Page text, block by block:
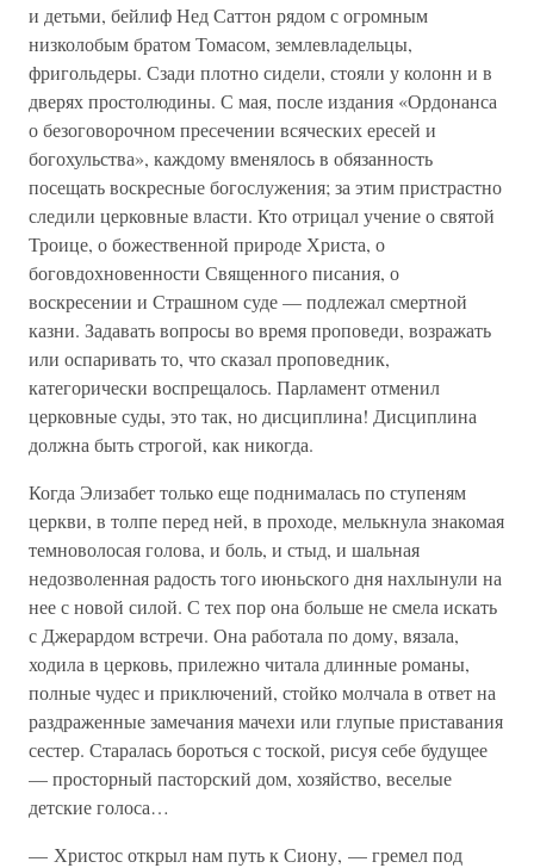
и детьми, бейлиф Нед Саттон рядом с огромным
низколобым братом Томасом, землевладельцы,
фригольдеры. Сзади плотно сидели, стояли у колонн и в
дверях простолюдины. С мая, после издания «Ордонанса
о безоговорочном пресечении всяческих ересей и
богохульства», каждому вменялось в обязанность
посещать воскресные богослужения; за этим пристрастно
следили церковные власти. Кто отрицал учение о святой
Троице, о божественной природе Христа, о
боговдохновенности Священного писания, о
воскресении и Страшном суде — подлежал смертной
казни. Задавать вопросы во время проповеди, возражать
или оспаривать то, что сказал проповедник,
категорически воспрещалось. Парламент отменил
церковные суды, это так, но дисциплина! Дисциплина
должна быть строгой, как никогда.
Когда Элизабет только еще поднималась по ступеням
церкви, в толпе перед ней, в проходе, мелькнула знакомая
темноволосая голова, и боль, и стыд, и шальная
недозволенная радость того июньского дня нахлынули на
нее с новой силой. С тех пор она больше не смела искать
с Джерардом встречи. Она работала по дому, вязала,
ходила в церковь, прилежно читала длинные романы,
полные чудес и приключений, стойко молчала в ответ на
раздраженные замечания мачехи или глупые приставания
сестер. Старалась бороться с тоской, рисуя себе будущее
— просторный пасторский дом, хозяйство, веселые
детские голоса…
— Христос открыл нам путь к Сиону, — гремел под